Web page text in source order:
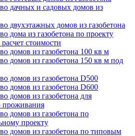
дачных и садовых домов из
двухэтажных домов из газобетона
дома из газобетона по проекту
стоимости
домов из газобетона 100 кв м
домов из газобетона 150 кв м под
домов из газобетона D500
домов из газобетона D600
домов из газобетона для
проживания
домов из газобетона по
проекту
домов из газобетона по типовым